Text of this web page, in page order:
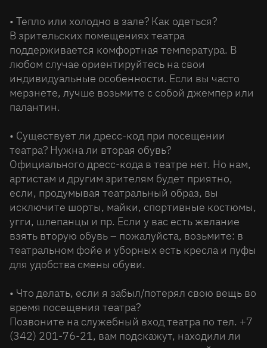
• Тепло или холодно в зале? Как одеться?
В зрительских помещениях театра
поддерживается комфортная температура. В
любом случае ориентируйтесь на свои
индивидуальные особенности. Если вы часто
мерзнете, лучше возьмите с собой джемпер или
палантин.
• Существует ли дресс-код при посещении
театра? Нужна ли вторая обувь?
Официального дресс-кода в театре нет. Но нам,
артистам и другим зрителям будет приятно,
если, продумывая театральный образ, вы
исключите шорты, майки, спортивные костюмы,
угги, шлепанцы и пр. Если у вас есть желание
взять вторую обувь – пожалуйста, возьмите: в
театральном фойе и уборных есть кресла и пуфы
для удобства смены обуви.
• Что делать, если я забыл/потерял свою вещь во
время посещения театра?
Позвоните на служебный вход театра по тел. +7
(342) 201-76-21, вам подскажут, находили ли